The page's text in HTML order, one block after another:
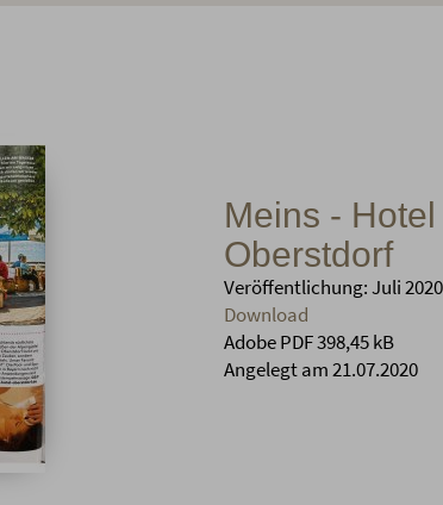
Meins - Hotel
Oberstdorf
Veröffentlichung: Juli 2020
Download
Adobe PDF 398,45 kB
Angelegt am 21.07.2020